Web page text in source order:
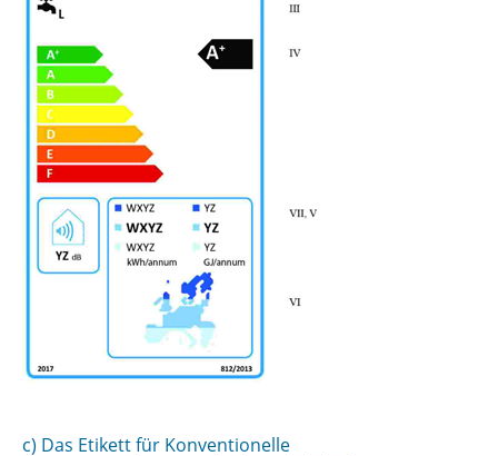
c) Das Etikett für Konventionelle